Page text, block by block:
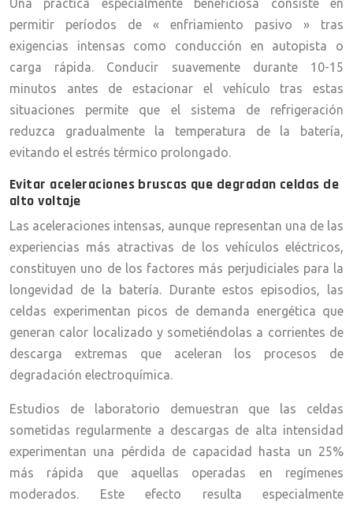
Una práctica especialmente beneficiosa consiste en
permitir períodos de « enfriamiento pasivo » tras
exigencias intensas como conducción en autopista o
carga rápida. Conducir suavemente durante 10-15
minutos antes de estacionar el vehículo tras estas
situaciones permite que el sistema de refrigeración
reduzca gradualmente la temperatura de la batería,
evitando el estrés térmico prolongado.
Evitar aceleraciones bruscas que degradan celdas de
alto voltaje
Las aceleraciones intensas, aunque representan una de las
experiencias más atractivas de los vehículos eléctricos,
constituyen uno de los factores más perjudiciales para la
longevidad de la batería. Durante estos episodios, las
celdas experimentan picos de demanda energética que
generan calor localizado y sometiéndolas a corrientes de
descarga extremas que aceleran los procesos de
degradación electroquímica.
Estudios de laboratorio demuestran que las celdas
sometidas regularmente a descargas de alta intensidad
experimentan una pérdida de capacidad hasta un 25%
más rápida que aquellas operadas en regímenes
moderados. Este efecto resulta especialmente